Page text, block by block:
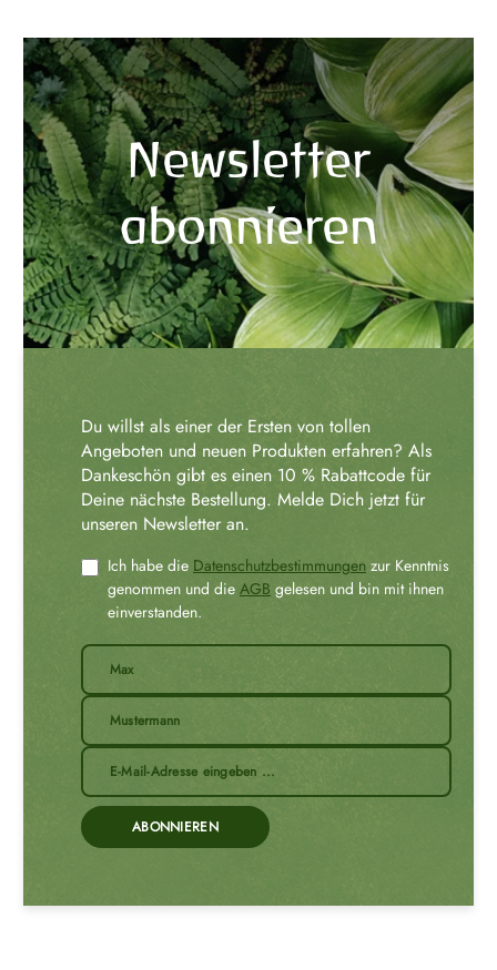
Newsletter
abonnieren
Du willst als einer der Ersten von tollen
Angeboten und neuen Produkten erfahren? Als
Dankeschön gibt es einen 10 % Rabattcode für
Deine nächste Bestellung. Melde Dich jetzt für
unseren Newsletter an.
Ich habe die Datenschutzbestimmungen zur Kenntnis
genommen und die AGB gelesen und bin mit ihnen
einverstanden.
ABONNIEREN